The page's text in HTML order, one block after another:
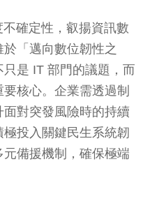
確定性，叡揚資訊數
「邁向數位韌性之
是 IT 部門的議題，而
核心。企業需透過制
對突發風險時的持續
投入關鍵民生系統韌
備援機制，確保極端